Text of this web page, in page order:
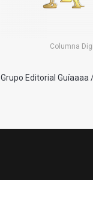
Columna
Grupo Editorial Guíaaaa